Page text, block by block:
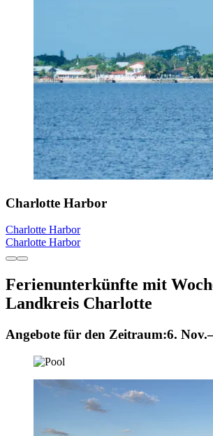
Charlotte Harbor
Charlotte Harbor
Charlotte Harbor
Ferienunterkünfte mit
Landkreis Charlotte
Angebote für den Zeitraum:6.